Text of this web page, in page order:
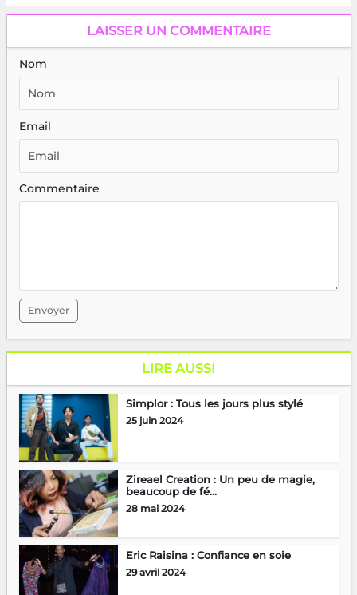
LAISSER UN COMMENTAIRE
Nom
Email
Commentaire
Envoyer
LIRE AUSSI
Simplor : Tous les jours plus stylé
25 juin 2024
Zireael Creation : Un peu de magie,
beaucoup de fé...
28 mai 2024
Eric Raisina : Confiance en soie
29 avril 2024